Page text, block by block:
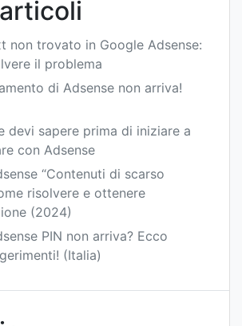
non trovato in Google Adsense:
il problema
di Adsense non arriva!
devi sapere prima di iniziare a
con Adsense
“Contenuti di scarso
risolvere e ottenere
(2024)
PIN non arriva? Ecco
(Italia)